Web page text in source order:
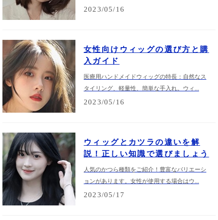
2023/05/16
女性向けウィッグの選び方と購
入ガイド
医療用ハンドメイドウィッグの特長：自然なス
タイリング、軽量性、簡単な手入れ。ウィ...
2023/05/16
ウィッグとカツラの違いを解
説！正しい知識で選びましょう
人気のかつら種類をご紹介！豊富なバリエーシ
ョンがあります。女性が使用する場合はウ...
2023/05/17